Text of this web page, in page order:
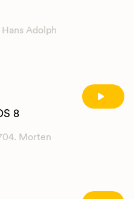
Adolph
8
Morten